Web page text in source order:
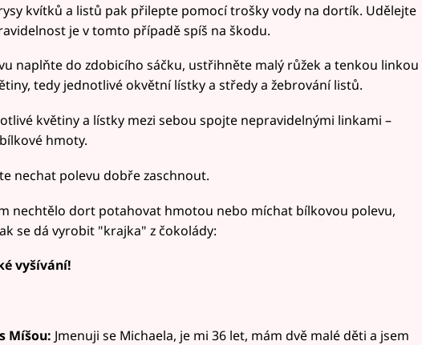
kvítků a listů pak přilepte pomocí trošky vody na dortík. Udělejte
je v tomto případě spíš na škodu.
naplňte do zdobicího sáčku, ustřihněte malý růžek a tenkou linkou
tedy jednotlivé okvětní lístky a středy a žebrování listů.
květiny a lístky mezi sebou spojte nepravidelnými linkami –
hmoty.
nechat polevu dobře zaschnout.
nechtělo dort potahovat hmotou nebo míchat bílkovou polevu,
se dá vyrobit "krajka" z čokolády:
vyšívání!
Míšou: Jmenuji se Michaela, je mi 36 let, mám dvě malé děti a jsem